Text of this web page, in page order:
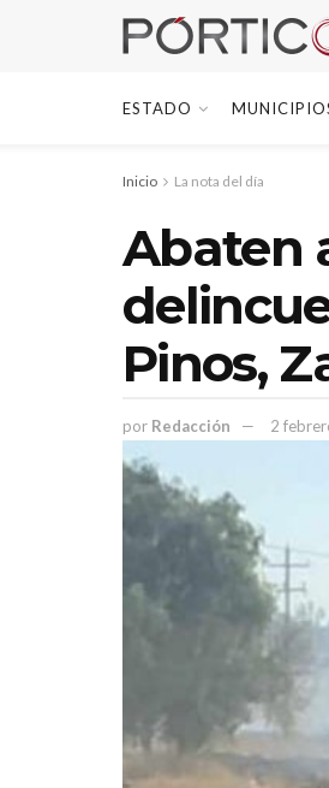
ESTADO
Inicio La nota del día
Abaten
Pinos,
por Redacción 2